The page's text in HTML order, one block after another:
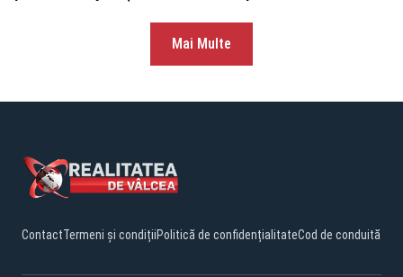
Mai Multe
ContactTermeni și condițiiPolitică de confidențialitateCod de conduită